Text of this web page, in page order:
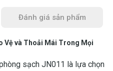
Đánh giá sản phẩm
Vệ và Thoải Mái Trong Mọi
sạch JN011 là lựa chọn